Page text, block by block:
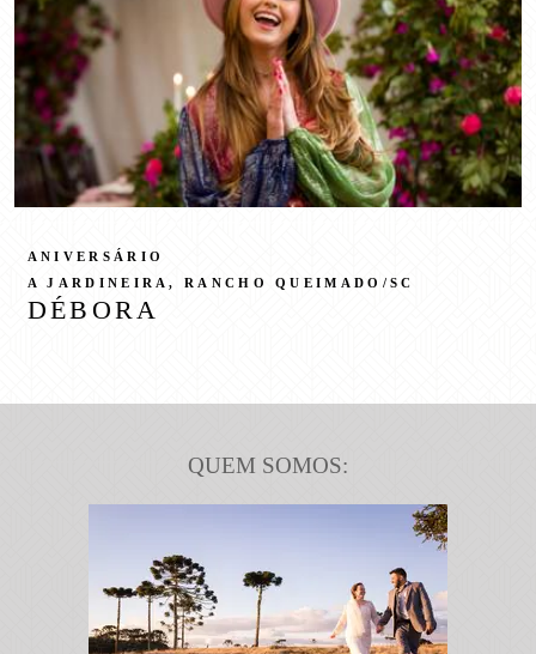
DÉBORA
ANIVERSÁRIO
A JARDINEIRA, RANCHO QUEIMADO/SC
QUEM SOMOS: